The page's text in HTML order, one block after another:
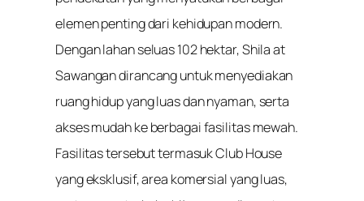
elemen penting dari kehidupan modern.
Dengan lahan seluas 102 hektar, Shila at
Sawangan dirancang untuk menyediakan
ruang hidup yang luas dan nyaman, serta
akses mudah ke berbagai fasilitas mewah.
Fasilitas tersebut termasuk Club House
yang eksklusif, area komersial yang luas,